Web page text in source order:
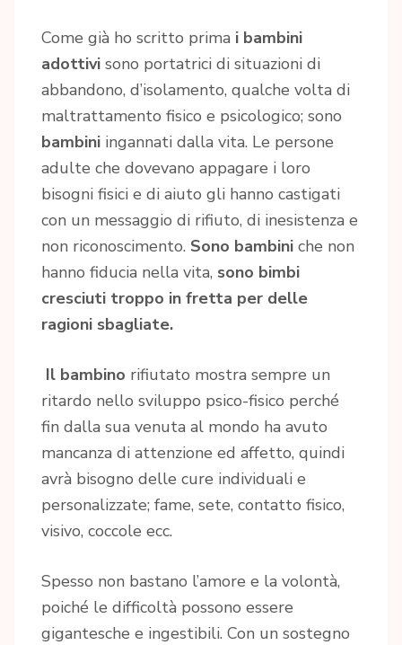
Come già ho scritto prima i bambini
adottivi sono portatrici di situazioni di
abbandono, d’isolamento, qualche volta di
maltrattamento fisico e psicologico; sono
bambini ingannati dalla vita. Le persone
adulte che dovevano appagare i loro
bisogni fisici e di aiuto gli hanno castigati
con un messaggio di rifiuto, di inesistenza e
non riconoscimento. Sono bambini che non
hanno fiducia nella vita, sono bimbi
cresciuti troppo in fretta per delle
ragioni sbagliate.
Il bambino rifiutato mostra sempre un
ritardo nello sviluppo psico-fisico perché
fin dalla sua venuta al mondo ha avuto
mancanza di attenzione ed affetto, quindi
avrà bisogno delle cure individuali e
personalizzate; fame, sete, contatto fisico,
visivo, coccole ecc.
Spesso non bastano l’amore e la volontà,
poiché le difficoltà possono essere
gigantesche e ingestibili. Con un sostegno